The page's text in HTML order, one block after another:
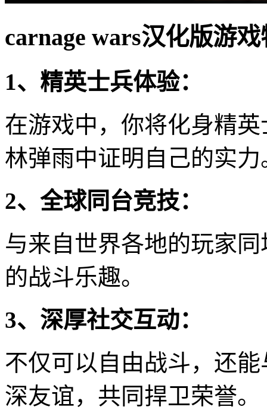
carnage wars汉化版游
1、精英士兵体验：
在游戏中，你将化身精
林弹雨中证明自己的实力
2、全球同台竞技：
与来自世界各地的玩家
的战斗乐趣。
3、深厚社交互动：
不仅可以自由战斗，还
深友谊，共同捍卫荣誉。